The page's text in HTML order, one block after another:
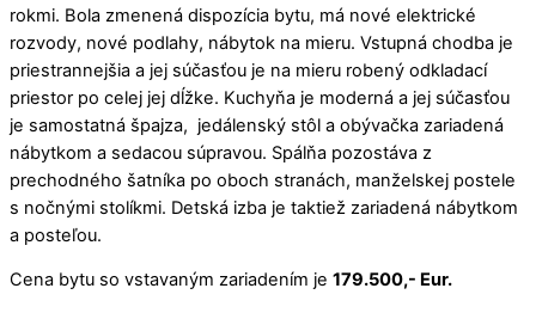
rokmi. Bola zmenená dispozícia bytu, má nové elektrické
rozvody, nové podlahy, nábytok na mieru. Vstupná chodba je
priestrannejšia a jej súčasťou je na mieru robený odkladací
priestor po celej jej dĺžke. Kuchyňa je moderná a jej súčasťou
je samostatná špajza, jedálenský stôl a obývačka zariadená
nábytkom a sedacou súpravou. Spálňa pozostáva z
prechodného šatníka po oboch stranách, manželskej postele
s nočnými stolíkmi. Detská izba je taktiež zariadená nábytkom
a posteľou.
Cena bytu so vstavaným zariadením je 179.500,- Eur.